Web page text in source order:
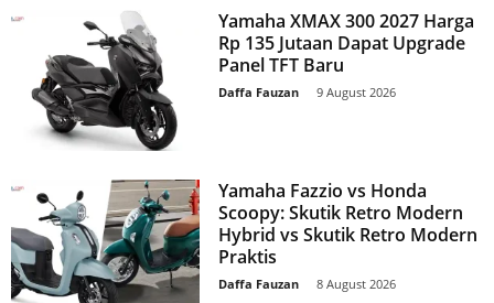
Yamaha XMAX 300 2027 Harga
Rp 135 Jutaan Dapat Upgrade
Panel TFT Baru
Daffa Fauzan 9 August 2026
Yamaha Fazzio vs Honda
Scoopy: Skutik Retro Modern
Hybrid vs Skutik Retro Modern
Praktis
Daffa Fauzan 8 August 2026